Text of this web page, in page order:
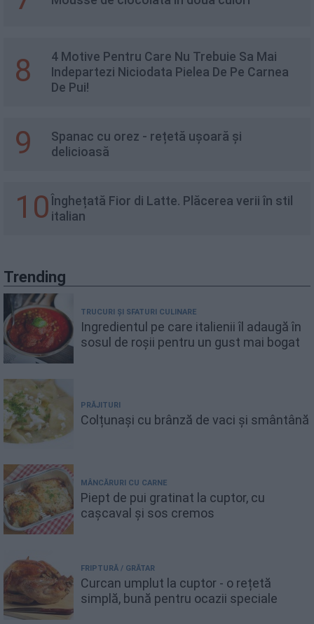
8
4 Motive Pentru Care Nu Trebuie Sa Mai
Indepartezi Niciodata Pielea De Pe Carnea
De Pui!
9
Spanac cu orez - rețetă ușoară și
delicioasă
10 Înghețată Fior di Latte. Plăcerea verii în stil
italian
Trending
TRUCURI ȘI SFATURI CULINARE
Ingredientul pe care italienii îl adaugă în
sosul de roșii pentru un gust mai bogat
PRĂJITURI
Colțunași cu brânză de vaci și smântână
MÂNCĂRURI CU CARNE
Piept de pui gratinat la cuptor, cu
cașcaval și sos cremos
FRIPTURĂ / GRĂTAR
Curcan umplut la cuptor - o rețetă
simplă, bună pentru ocazii speciale